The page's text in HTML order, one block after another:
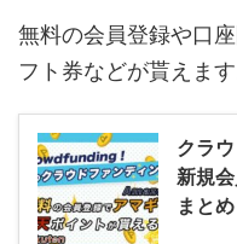
無料の会員登録や口
フト券などが貰えます
クラ
新規
まとめ